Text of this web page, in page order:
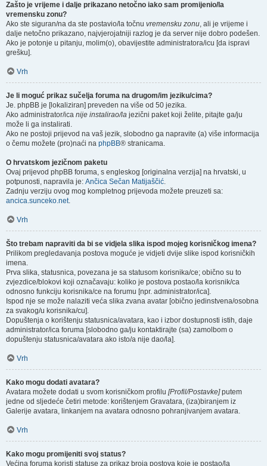
Zašto je vrijeme i dalje prikazano netočno iako sam promijenio/la
vremensku zonu?
Ako ste siguran/na da ste postavio/la točnu vremensku zonu, ali je vrijeme i
dalje netočno prikazano, najvjerojatniji razlog je da server nije dobro podešen.
Ako je potonje u pitanju, molim(o), obavijestite administratora/icu [da ispravi
grešku].
Vrh
Je li moguć prikaz sučelja foruma na drugom/im jeziku/cima?
Je. phpBB je [lokaliziran] preveden na više od 50 jezika.
Ako administrator/ica nije instalirao/la jezični paket koji želite, pitajte ga/ju
može li ga instalirati.
Ako ne postoji prijevod na vaš jezik, slobodno ga napravite (a) više informacija
o čemu možete (pro)naći na phpBB® stranicama.
O hrvatskom jezičnom paketu
Ovaj prijevod phpBB foruma, s engleskog [originalna verzija] na hrvatski, u
potpunosti, napravila je: Ančica Sečan Matijaščić.
Zadnju verziju ovog mog kompletnog prijevoda možete preuzeti sa:
ancica.sunceko.net.
Vrh
Što trebam napraviti da bi se vidjela slika ispod mojeg korisničkog imena?
Prilikom pregledavanja postova moguće je vidjeti dvije slike ispod korisničkih
imena.
Prva slika, statusnica, povezana je sa statusom korisnika/ce; obično su to
zvjezdice/blokovi koji označavaju: koliko je postova postao/la korisnik/ca
odnosno funkciju korisnika/ce na forumu [npr. administrator/ica].
Ispod nje se može nalaziti veća slika zvana avatar [obično jedinstvena/osobna
za svakog/u korisnika/cu].
Dopuštenja o korištenju statusnica/avatara, kao i izbor dostupnosti istih, daje
administrator/ica foruma [slobodno ga/ju kontaktirajte (sa) zamolbom o
dopuštenju statusnica/avatara ako isto/a nije dao/la].
Vrh
Kako mogu dodati avatara?
Avatara možete dodati u svom korisničkom profilu [Profil/Postavke]putem
jedne od sljedeće četiri metode: korištenjem Gravatara, (iza)biranjem iz
Galerije avatara, linkanjem na avatara odnosno pohranjivanjem avatara.
Vrh
Kako mogu promijeniti svoj status?
Većina foruma koristi statuse za prikaz broja postova koje je postao/la